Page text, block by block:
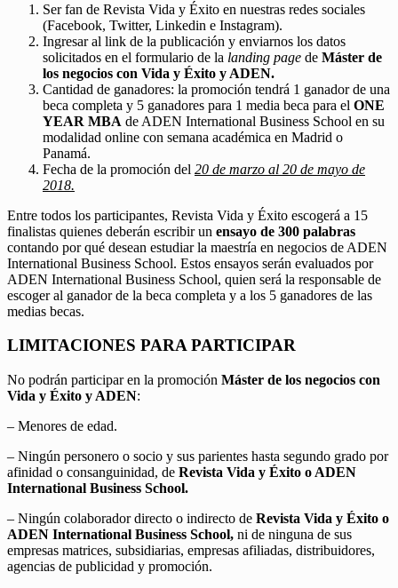
Ser fan de Revista Vida y Éxito en nuestras redes sociales
(Facebook, Twitter, Linkedin e Instagram).
Ingresar al link de la publicación y enviarnos los datos
solicitados en el formulario de la landing page de Máster de
los negocios con Vida y Éxito y ADEN.
Cantidad de ganadores: la promoción tendrá 1 ganador de una
beca completa y 5 ganadores para 1 media beca para el ONE
YEAR MBA de ADEN International Business School en su
modalidad online con semana académica en Madrid o
Panamá.
Fecha de la promoción del 20 de marzo al 20 de mayo de
2018.
Entre todos los participantes, Revista Vida y Éxito escogerá a 15
finalistas quienes deberán escribir un ensayo de 300 palabras
contando por qué desean estudiar la maestría en negocios de ADEN
International Business School. Estos ensayos serán evaluados por
ADEN International Business School, quien será la responsable de
escoger al ganador de la beca completa y a los 5 ganadores de las
medias becas.
LIMITACIONES PARA PARTICIPAR
No podrán participar en la promoción Máster de los negocios con
Vida y Éxito y ADEN:
– Menores de edad.
– Ningún personero o socio y sus parientes hasta segundo grado por
afinidad o consanguinidad, de Revista Vida y Éxito o ADEN
International Business School.
– Ningún colaborador directo o indirecto de Revista Vida y Éxito o
ADEN International Business School, ni de ninguna de sus
empresas matrices, subsidiarias, empresas afiliadas, distribuidores,
agencias de publicidad y promoción.